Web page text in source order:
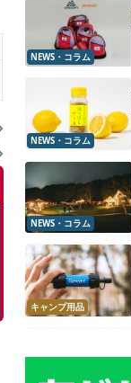
NEWS・コラム
NEWS・コラム
NEWS・コラム
キャンプ用品